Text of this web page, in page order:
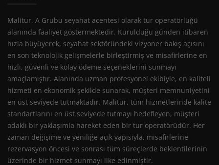
Malitur, A Grubu seyahat acentesi olarak tur operatörlüğü
alanında faaliyet göstermektedir. Kurulduğu günden itibaren
hızla büyüyerek, seyahat sektöründeki vizyoner bakış açısını
en son teknolojik gelişmelerle birleştirmiş ve misafirlerine en
hızlı, güvenli ve kolay ödeme seçeneklerini sunmayı
amaçlamıştır. Alanında uzman profesyonel ekibiyle, en kaliteli
hizmeti en ekonomik şekilde sunarak, müşteri memnuniyetini
en üst seviyede tutmaktadır. Malitur, tüm hizmetlerinde kalite
standartlarını en üst seviyede tutmayı hedefleyen, müşteri
odaklı bir yaklaşımla hareket eden bir tur operatörüdür. Her
zaman değişime ve yeniliğe açık yapısıyla, misafirlerine
rezervasyon öncesi ve sonrası tüm süreçlerde beklentilerinin
üzerinde bir hizmet sunmayı ilke edinmiştir.